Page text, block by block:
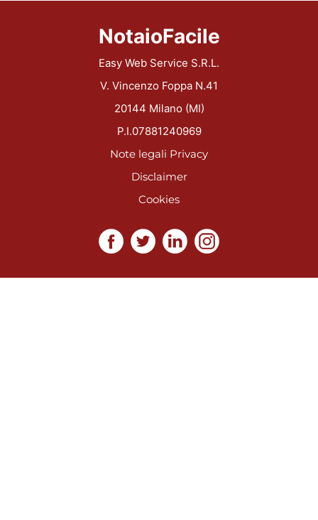
NotaioFacile
Easy Web Service S.R.L.
V. Vincenzo Foppa N.41
20144 Milano (MI)
P.I.07881240969
Note legali Privacy
Disclaimer
Cookies